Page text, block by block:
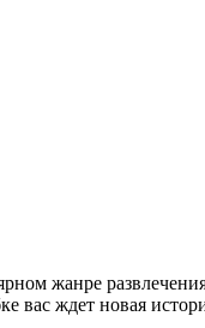
жанре
вас ждет новая